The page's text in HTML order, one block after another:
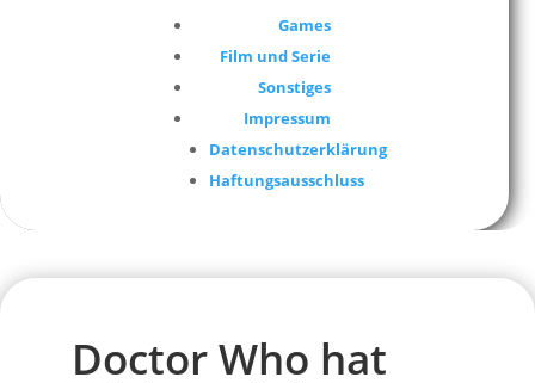
Games
Film und Serie
Sonstiges
Impressum
Datenschutzerklärung
Haftungsausschluss
Doctor Who hat